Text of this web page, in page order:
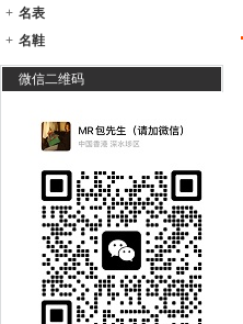
+ 名表
+ 名鞋
微信二维码